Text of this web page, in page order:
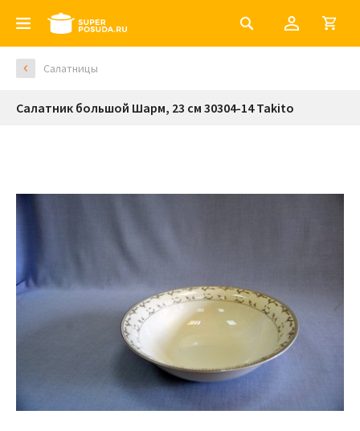
Салатницы
Салатник большой Шарм, 23 см 30304-14 Takito